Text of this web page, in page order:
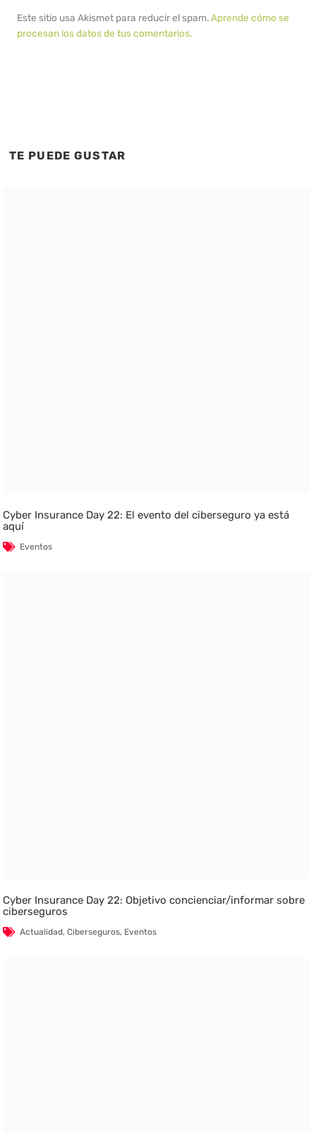
Este sitio usa Akismet para reducir el spam.Aprende cómo se
procesan los datos de tus comentarios.
TE PUEDE GUSTAR
Cyber Insurance Day 22: El evento del ciberseguro ya está
aquí
Eventos
Cyber Insurance Day 22: Objetivo concienciar/informar sobre
ciberseguros
Actualidad,Ciberseguros, Eventos